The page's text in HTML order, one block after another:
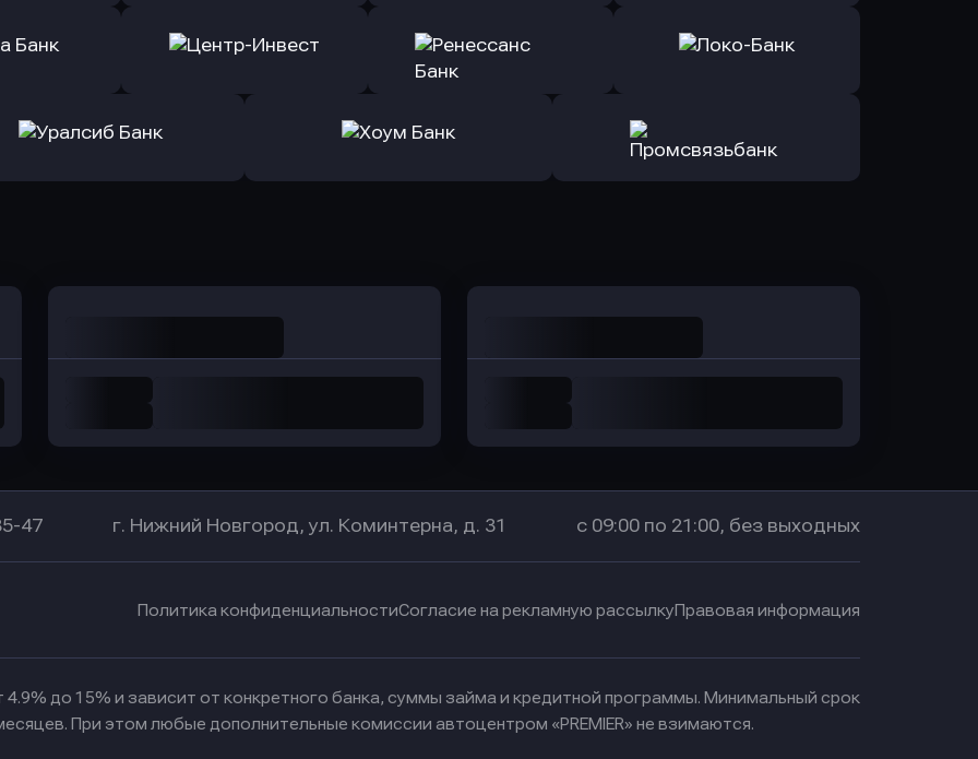
заявку
Оправить заявку
Оправить заявку
в Банк Авангард
Оправить заявку
заявку
Оправить заявку
в Локо-Банк
47 г. Нижний Новгород, ул. Коминтерна, д. 31 с 09:00 по 21:00, без выходных
Политика конфиденциальностиСогласие на рекламную рассылкуПравовая информация
4.9% до 15% и зависит от конкретного банка, суммы займа и кредитной программы. Минимальный срок
При этом любые дополнительные комиссии автоцентром «PREMIER» не взимаются.